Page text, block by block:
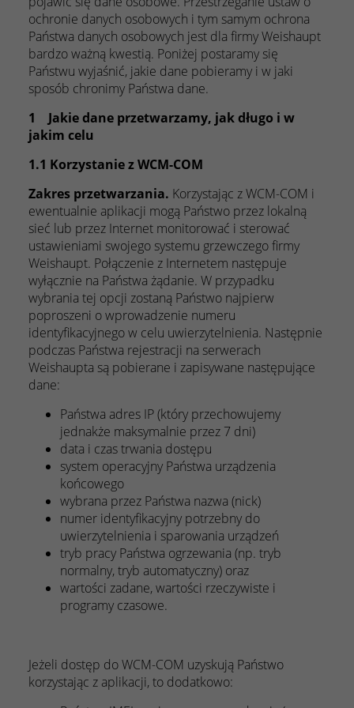
ochronie danych osobowych i tym samym ochrona
Państwa danych osobowych jest dla firmy Weishaupt
bardzo ważną kwestią. Poniżej postaramy się
Państwu wyjaśnić, jakie dane pobieramy i w jaki
sposób chronimy Państwa dane.
1 Jakie dane przetwarzamy, jak długo i w
jakim celu
1.1 Korzystanie z WCM-COM
Zakres przetwarzania. Korzystając z WCM-COM i
ewentualnie aplikacji mogą Państwo przez lokalną
sieć lub przez Internet monitorować i sterować
ustawieniami swojego systemu grzewczego firmy
Weishaupt. Połączenie z Internetem następuje
wyłącznie na Państwa żądanie. W przypadku
wybrania tej opcji zostaną Państwo najpierw
poproszeni o wprowadzenie numeru
identyfikacyjnego w celu uwierzytelnienia. Następnie
podczas Państwa rejestracji na serwerach
Weishaupta są pobierane i zapisywane następujące
dane:
Państwa adres IP (który przechowujemy
jednakże maksymalnie przez 7 dni)
data i czas trwania dostępu
system operacyjny Państwa urządzenia
końcowego
wybrana przez Państwa nazwa (nick)
numer identyfikacyjny potrzebny do
uwierzytelnienia i sparowania urządzeń
tryb pracy Państwa ogrzewania (np. tryb
normalny, tryb automatyczny) oraz
wartości zadane, wartości rzeczywiste i
programy czasowe.
Jeżeli dostęp do WCM-COM uzyskują Państwo
korzystając z aplikacji, to dodatkowo: